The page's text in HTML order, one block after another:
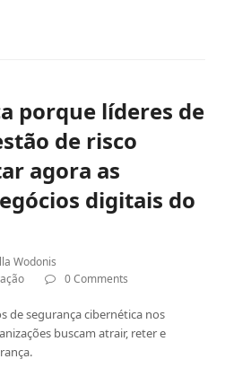
porque líderes de
de risco
agora as
digitais do
Wodonis
0 Comments
de segurança cibernética nos
buscam atrair, reter e